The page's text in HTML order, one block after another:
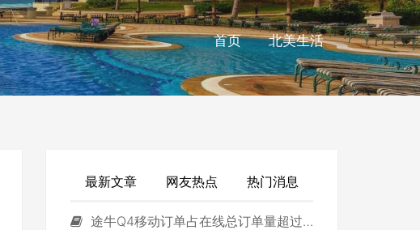
首页 北美生活
最新文章 网友热点 热门消息
途牛Q4移动订单占在线总订单量超过45%